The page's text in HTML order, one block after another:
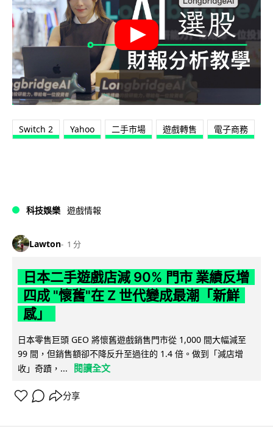
Switch 2 Yahoo 二手市場 遊戲轉售 電子商務
科技娛樂 遊戲情報
Lawton 1 分
日本二手遊戲店減 90% 門市 業績反增
四成 "懷舊"在 Z 世代變成最潮「新鮮
感」
日本零售巨頭 GEO 將懷舊遊戲銷售門市從 1,000 間大幅減至
99 間，但銷售額卻不降反升至過往的 1.4 倍。做到「減店增
收」奇蹟，...
閱讀全文
分享